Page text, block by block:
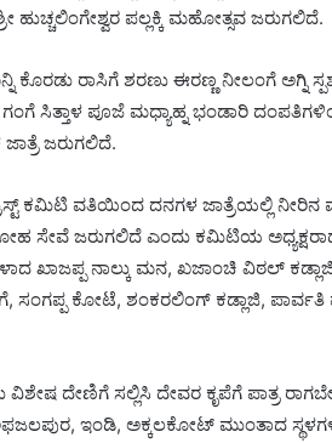
ಪಲ್ಲಕ್ಕಿ ಮಹೋತ್ಸವ ಜರುಗಲಿದೆ.
ಕೊರಡು ರಾಸಿಗೆ ಶರಣು ಈರಣ್ಣ ನೀಲಂಗೆ ಅಗ್ನಿ
ಗಂಗೆ ಸಿತ್ತಾಳ ಪೂಜೆ ಮಧ್ಯಾಹ್ನ ಭಂಡಾರಿ
ಜರುಗಲಿದೆ.
ಟ್ರಸ್ಟ್ ಕಮಿಟಿ ವತಿಯಿಂದ ದನಗಳ ಜಾತ್ರೆಯಲ್ಲಿ ನೀರಿನ
ಸೇವೆ ಜರುಗಲಿದೆ ಎಂದು ಕಮಿಟಿಯ
ಖಾಜಪ್ಪ ನಾಲ್ಕು ಮನ, ಖಜಾಂಚಿ ವಿಠಲ್
ಸಂಗಪ್ಪ ಕೋಟೆ, ಶಂಕರಲಿಂಗ್ ಕಡ್ಲಾಜಿ,
ವಿಶೇಷ ದೇಣಿಗೆ ಸಲ್ಲಿಸಿ ದೇವರ ಕೃಪೆಗೆ ಪಾತ್ರ
ಇಂಡಿ, ಅಕ್ಕಲಕೋಟ್ ಮುಂತಾದ